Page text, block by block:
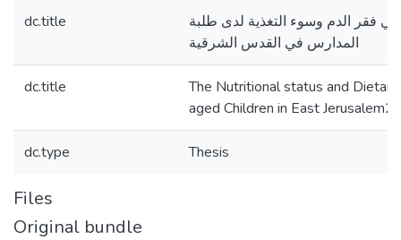
dc.title
فقر الدم وسوء التغذية لدى طلبة
المدارس في القدس الشرقية
dc.title
The Nutritional status and
aged Children in East
dc.type Thesis
Files
Original bundle